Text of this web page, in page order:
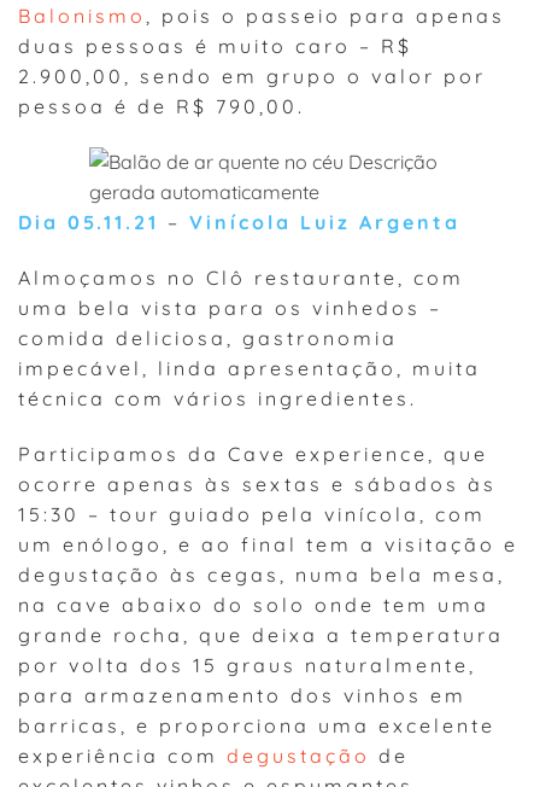
Balonismo , pois o passeio para apenas
duas pessoas é muito caro – R$
2.900,00, sendo em grupo o valor por
pessoa é de R$ 790,00.
Dia 05.11.21 – Vinícola Luiz Argenta
Almoçamos no Clô restaurante, com
uma bela vista para os vinhedos –
comida deliciosa, gastronomia
impecável, linda apresentação, muita
técnica com vários ingredientes.
Participamos da Cave experience, que
ocorre apenas às sextas e sábados às
15:30 – tour guiado pela vinícola, com
um enólogo, e ao final tem a visitação e
degustação às cegas, numa bela mesa,
na cave abaixo do solo onde tem uma
grande rocha, que deixa a temperatura
por volta dos 15 graus naturalmente,
para armazenamento dos vinhos em
barricas, e proporciona uma excelente
experiência com degustação de